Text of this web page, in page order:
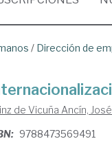
/ Dirección de
de Vicuña Ancín,
9788473569491